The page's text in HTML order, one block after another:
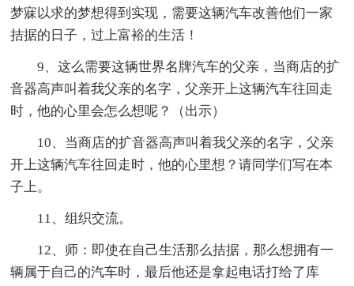
梦寐以求的梦想得到实现，需要这辆汽车改善他们一家
拮据的日子，过上富裕的生活！
9、这么需要这辆世界名牌汽车的父亲，当商店的扩
音器高声叫着我父亲的名字，父亲开上这辆汽车往回走
时，他的心里会怎么想呢？（出示）
10、当商店的扩音器高声叫着我父亲的名字，父亲
开上这辆汽车往回走时，他的心里想？请同学们写在本
子上。
11、组织交流。
12、师：即使在自己生活那么拮据，那么想拥有一
辆属于自己的汽车时，最后他还是拿起电话打给了库